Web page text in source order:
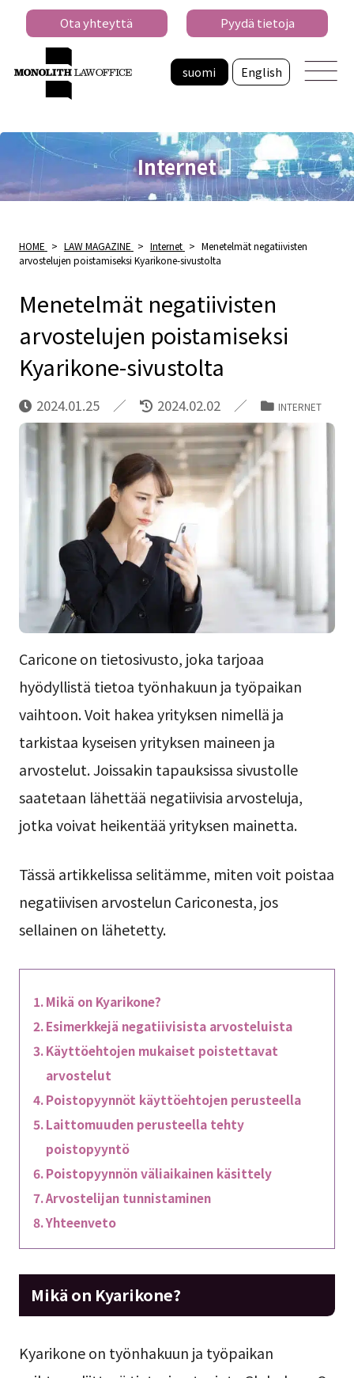
suomi English
Ota yhteyttä Pyydä tietoja
Internet
HOME > LAW MAGAZINE > Internet > Menetelmät negatiivisten
arvostelujen poistamiseksi Kyarikone-sivustolta
Menetelmät negatiivisten
arvostelujen poistamiseksi
Kyarikone-sivustolta
2024.01.25 2024.02.02 INTERNET
Caricone on tietosivusto, joka tarjoaa
hyödyllistä tietoa työnhakuun ja työpaikan
vaihtoon. Voit hakea yrityksen nimellä ja
tarkistaa kyseisen yrityksen maineen ja
arvostelut. Joissakin tapauksissa sivustolle
saatetaan lähettää negatiivisia arvosteluja,
jotka voivat heikentää yrityksen mainetta.
Tässä artikkelissa selitämme, miten voit poistaa
negatiivisen arvostelun Cariconesta, jos
sellainen on lähetetty.
Mikä on Kyarikone?
Esimerkkejä negatiivisista arvosteluista
Käyttöehtojen mukaiset poistettavat
arvostelut
Poistopyynnöt käyttöehtojen perusteella
Laittomuuden perusteella tehty
poistopyyntö
Poistopyynnön väliaikainen käsittely
Arvostelijan tunnistaminen
Yhteenveto
Mikä on Kyarikone?
Kyarikone on työnhakuun ja työpaikan